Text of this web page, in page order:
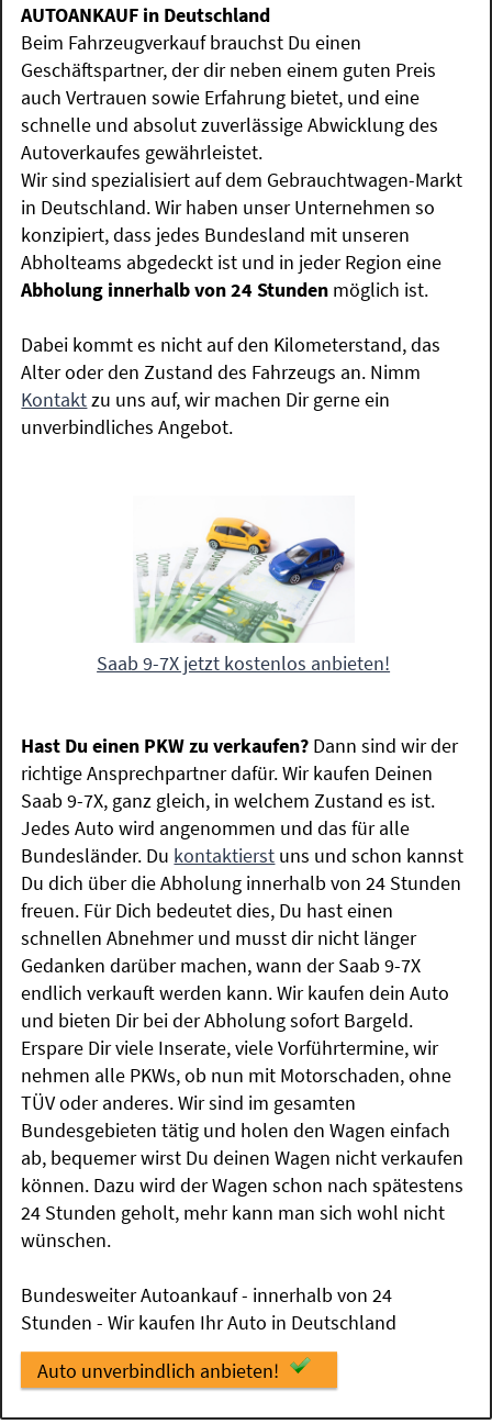
AUTOANKAUF in Deutschland
Beim Fahrzeugverkauf brauchst Du einen
Geschäftspartner, der dir neben einem guten Preis
auch Vertrauen sowie Erfahrung bietet, und eine
schnelle und absolut zuverlässige Abwicklung des
Autoverkaufes gewährleistet.
Wir sind spezialisiert auf dem Gebrauchtwagen-Markt
in Deutschland. Wir haben unser Unternehmen so
konzipiert, dass jedes Bundesland mit unseren
Abholteams abgedeckt ist und in jeder Region eine
Abholung innerhalb von 24 Stunden möglich ist.
Dabei kommt es nicht auf den Kilometerstand, das
Alter oder den Zustand des Fahrzeugs an. Nimm
Kontaktzu uns auf, wir machen Dir gerne ein
unverbindliches Angebot.
Saab 9-7X jetzt kostenlos anbieten!
Hast Du einen PKW zu verkaufen? Dann sind wir der
richtige Ansprechpartner dafür. Wir kaufen Deinen
Saab 9-7X, ganz gleich, in welchem Zustand es ist.
Jedes Auto wird angenommen und das für alle
Bundesländer. Du kontaktierst uns und schon kannst
Du dich über die Abholung innerhalb von 24 Stunden
freuen. Für Dich bedeutet dies, Du hast einen
schnellen Abnehmer und musst dir nicht länger
Gedanken darüber machen, wann der Saab 9-7X
endlich verkauft werden kann. Wir kaufen dein Auto
und bieten Dir bei der Abholung sofort Bargeld.
Erspare Dir viele Inserate, viele Vorführtermine, wir
nehmen alle PKWs, ob nun mit Motorschaden, ohne
TÜV oder anderes. Wir sind im gesamten
Bundesgebieten tätig und holen den Wagen einfach
ab, bequemer wirst Du deinen Wagen nicht verkaufen
können. Dazu wird der Wagen schon nach spätestens
24 Stunden geholt, mehr kann man sich wohl nicht
wünschen.
Bundesweiter Autoankauf - innerhalb von 24
Stunden - Wir kaufen Ihr Auto in Deutschland
Auto unverbindlich anbieten!